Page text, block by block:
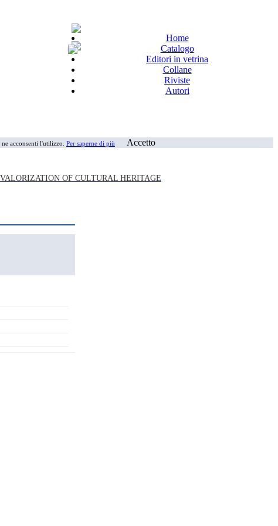
Home
Catalogo
Editori in vetrina
Collane
Riviste
Autori
acconsenti l'utilizzo. Per saperne di più Accetto
OF CULTURAL HERITAGE